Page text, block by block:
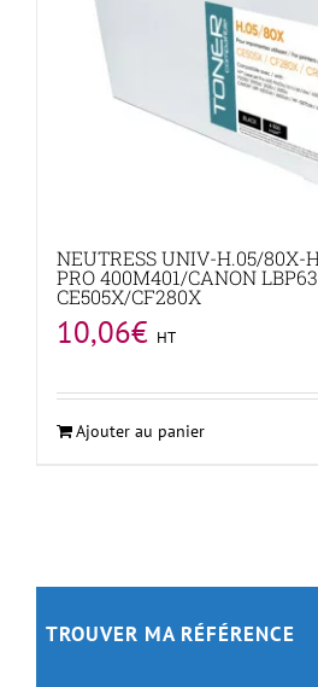
NEUTRESS UNIV-H.05/80X-
PRO 400M401/CANON
CE505X/CF280X
10,06€ HT
Ajouter au panier
TROUVER MA RÉFÉRENCE